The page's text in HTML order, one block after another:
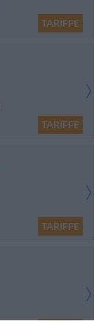
TARIFFE
TARIFFE
TARIFFE